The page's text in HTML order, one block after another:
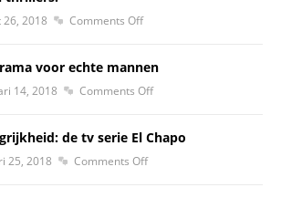
2018 Comments Off
voor echte mannen
14, 2018 Comments Off
de tv serie El Chapo
25, 2018 Comments Off